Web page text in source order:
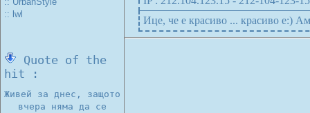
:: lwl
Quote of the
hit :
Живей за днес, защото
вчера няма да се
Ице, че е красиво ... красиво е:)